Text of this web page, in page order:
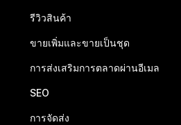
รีวิวสินค้า
ขายเพิ่มและขายเป็นชุด
การส่งเสริมการตลาดผ่านอีเมล
SEO
การจัดส่ง